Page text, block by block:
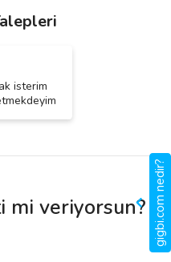
isterim
mi veriyorsun? gigbi.com nedir?